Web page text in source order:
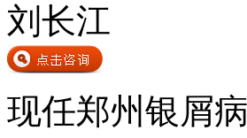
刘长江
现任郑州银屑